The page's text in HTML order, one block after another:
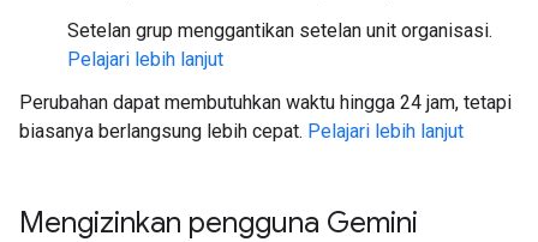
Setelan grup menggantikan setelan unit organisasi.
Pelajari lebih lanjut
Perubahan dapat membutuhkan waktu hingga 24 jam, tetapi
biasanya berlangsung lebih cepat. Pelajari lebih lanjut
Mengizinkan pengguna Gemini